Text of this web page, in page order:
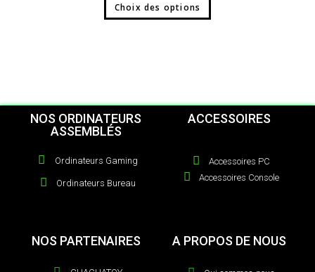
Choix des options
NOS ORDINATEURS
ASSEMBLÉS
Ordinateurs Gaming
Ordinateurs Bureau
ACCESSOIRES
Accessoires PC
Accessoires Console
NOS PARTENAIRES A PROPOS DE NOUS